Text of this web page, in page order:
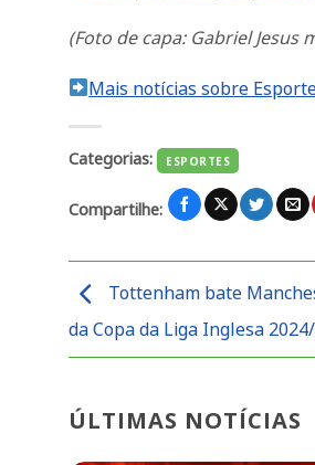
(Foto de capa: Gabriel
Mais notícias sobre
Categorias: ESPORTES
Compartilhe:
Tottenham bate
da Copa da Liga Inglesa
ÚLTIMAS NOTÍCIAS